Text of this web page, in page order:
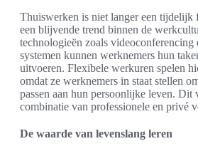
Thuiswerken is niet langer een tijdelijk
een blijvende trend binnen de
technologieën zoals videoconferencing
systemen kunnen werknemers hun
uitvoeren. Flexibele werkuren spelen
omdat ze werknemers in staat stellen
passen aan hun persoonlijke leven. Dit
combinatie van professionele en privé
De waarde van levenslang leren